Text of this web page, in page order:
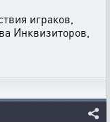
играков,
Инквизиторов,